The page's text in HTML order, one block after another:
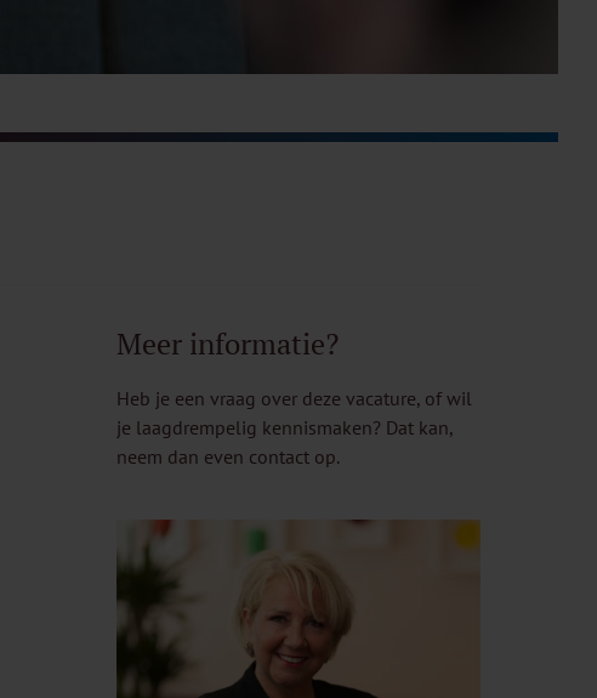
Meer informatie?
Heb je een vraag over deze vacature, of wil
je laagdrempelig kennismaken? Dat kan,
neem dan even contact op.